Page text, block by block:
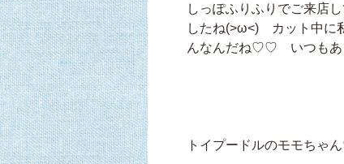
しっぽふりふりでご来店
したね(>ω<) カット中に
んなんだね♡♡ いつもあ
トイプードルのモモちゃ